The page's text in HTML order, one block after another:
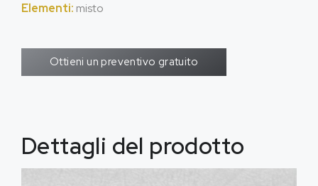
Elementi: misto
Ottieni un preventivo gratuito
Dettagli del prodotto